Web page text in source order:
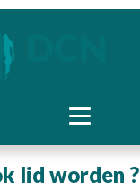
lid worden ?